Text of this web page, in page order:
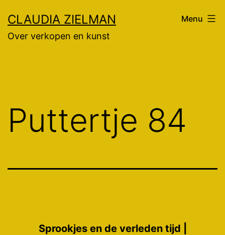
naar
de
CLAUDIA ZIELMAN
Over verkopen en kunst
Menu
Puttertje 84
Sprookjes en de verleden tijd |